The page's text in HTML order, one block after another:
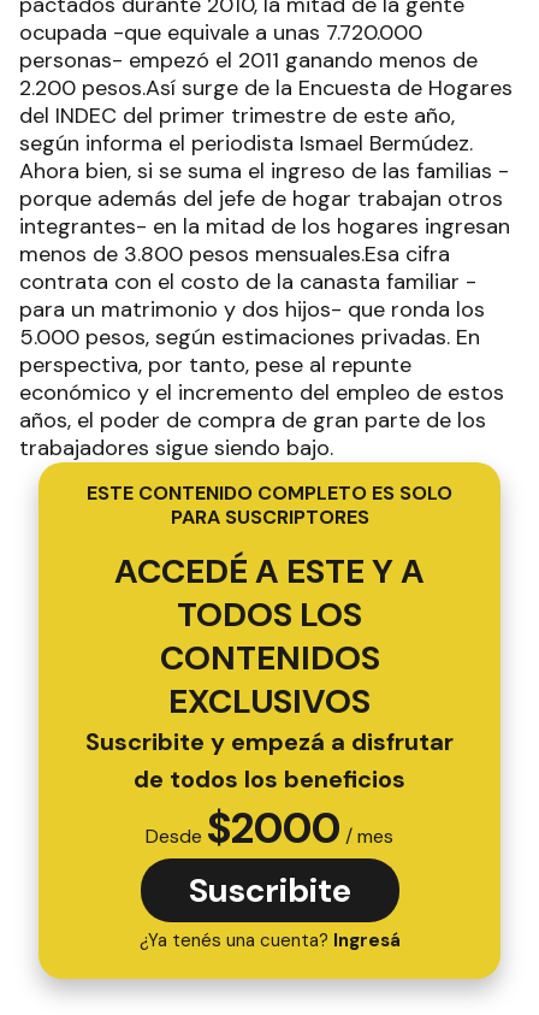
ocupada -que equivale a unas 7.720.000
personas- empezó el 2011 ganando menos de
2.200 pesos.Así surge de la Encuesta de Hogares
del INDEC del primer trimestre de este año,
según informa el periodista Ismael Bermúdez.
Ahora bien, si se suma el ingreso de las familias -
porque además del jefe de hogar trabajan otros
integrantes- en la mitad de los hogares ingresan
menos de 3.800 pesos mensuales.Esa cifra
contrata con el costo de la canasta familiar -
para un matrimonio y dos hijos- que ronda los
5.000 pesos, según estimaciones privadas. En
perspectiva, por tanto, pese al repunte
económico y el incremento del empleo de estos
años, el poder de compra de gran parte de los
trabajadores sigue siendo bajo.
ESTE CONTENIDO COMPLETO ES SOLO
PARA SUSCRIPTORES
ACCEDÉ A ESTE Y A
TODOS LOS
CONTENIDOS
EXCLUSIVOS
Suscribite y empezá a disfrutar
de todos los beneficios
Desde $2000 / mes
Suscribite
¿Ya tenés una cuenta? Ingresá